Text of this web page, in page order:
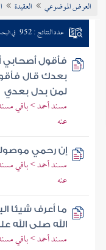
تراجم الأعلام
العرض الموضوعي العقيدة
عدد النتائج : 952 في
فأقول أصحابي
بعدك قال
لمن بدل بعدي
مسند أحمد > باقي
عنه
إن رحمي
مسند أحمد > باقي
عنه
ما أعرف شيئا
الله صلى الله
مسند أحمد > باقي